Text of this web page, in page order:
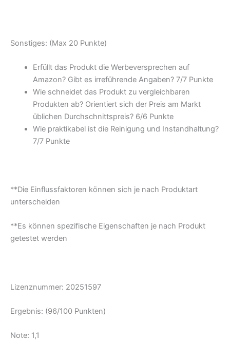
Sonstiges: (Max 20 Punkte)
Erfüllt das Produkt die Werbeversprechen auf
Amazon? Gibt es irreführende Angaben? 7/7 Punkte
Wie schneidet das Produkt zu vergleichbaren
Produkten ab? Orientiert sich der Preis am Markt
üblichen Durchschnittspreis? 6/6 Punkte
Wie praktikabel ist die Reinigung und Instandhaltung?
7/7 Punkte
**Die Einflussfaktoren können sich je nach Produktart
unterscheiden
**Es können spezifische Eigenschaften je nach Produkt
getestet werden
Lizenznummer: 20251597
Ergebnis: (96/100 Punkten)
Note: 1,1